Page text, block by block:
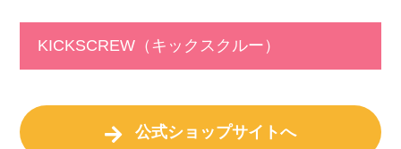
KICKSCREW（キックスクルー）
公式ショップサイトへ